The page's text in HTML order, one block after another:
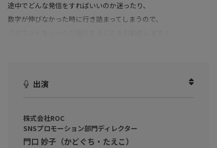
途中でどんな発信をすればいいのか迷ったり、
数字が伸びなかった時に行き詰まってしまうので、
SNSマーケティングに力を入れ始めた企業の運用担当者、
消費者にダイレクトに届き、ファンを生み出すＳＮＳマーケティ
ングを学びましょう！！
出演
株式会社ROC
SNSプロモーション部門ディレクター
門口 妙子（かどぐち・たえこ）